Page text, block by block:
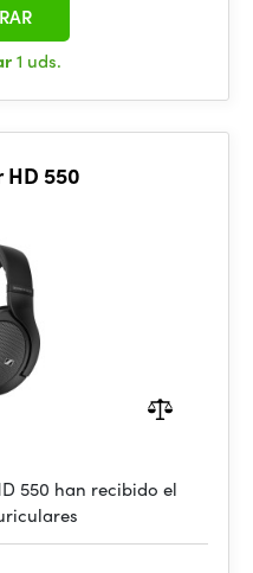
1 uds.
HD 550
550 han recibido el